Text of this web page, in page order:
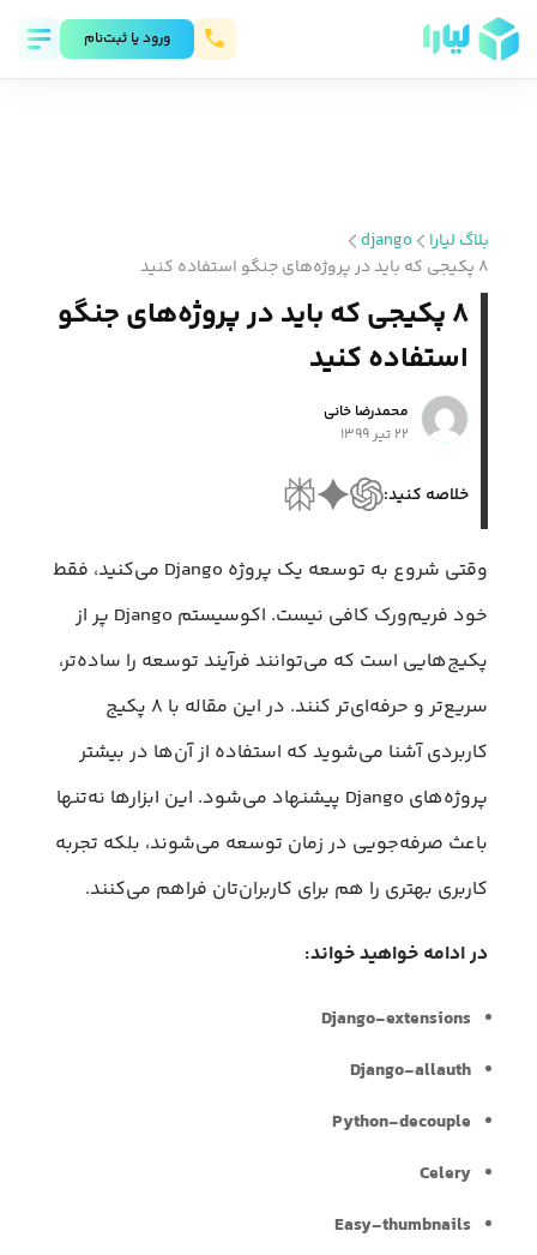
ورود يا ثبت‌نام
بلاگ لیارا
django
۸ پکیجی که باید در پروژه‌های جنگو استفاده کنید
۸ پکیجی که باید در پروژه‌های جنگو
استفاده کنید
محمد‌رضا خانی
۲۲ تیر ۱۳۹۹
خلاصه کنید:
وقتی شروع به توسعه یک پروژه Django می‌کنید، فقط
خود فریم‌ورک کافی نیست. اکوسیستم Django پر از
پکیج‌هایی است که می‌توانند فرآیند توسعه را ساده‌تر،
سریع‌تر و حرفه‌ای‌تر کنند. در این مقاله با ۸ پکیج
کاربردی آشنا می‌شوید که استفاده از آن‌ها در بیشتر
پروژه‌های Django پیشنهاد می‌شود. این ابزارها نه‌تنها
باعث صرفه‌جویی در زمان توسعه می‌شوند، بلکه تجربه
کاربری بهتری را هم برای کاربران‌تان فراهم می‌کنند.
در ادامه خواهید خواند:
Django-extensions
Django-allauth
Python-decouple
Celery
Easy-thumbnails